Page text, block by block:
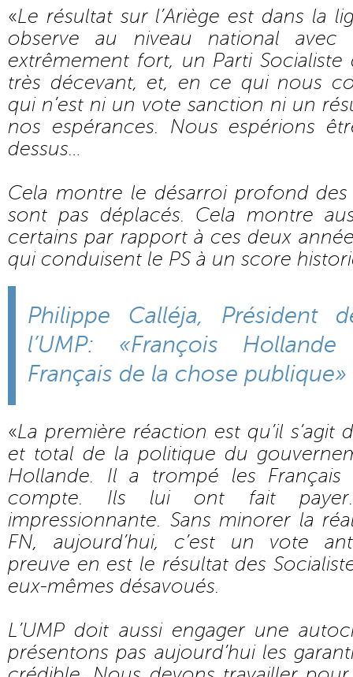
«Le résultat sur l’Ariège est dans la
observe au niveau national
extrêmement fort, un Parti
très décevant, et, en ce qui nous
qui n’est ni un vote sanction ni un
nos espérances. Nous espérions
dessus…
Cela montre le désarroi profond
sont pas déplacés. Cela montre
certains par rapport à ces deux
qui conduisent le PS à un score
Philippe Calléja, Président
l’UMP: «François
Français de la chose publique»
«La première réaction est qu’il s’agit
et total de la politique du
Hollande. Il a trompé les Français
compte. Ils lui ont fait
impressionnante. Sans minorer la
FN, aujourd’hui, c’est un vote
preuve en est le résultat des
eux-mêmes désavoués.
L’UMP doit aussi engager une
présentons pas aujourd’hui les